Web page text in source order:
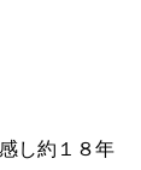
し約１８年